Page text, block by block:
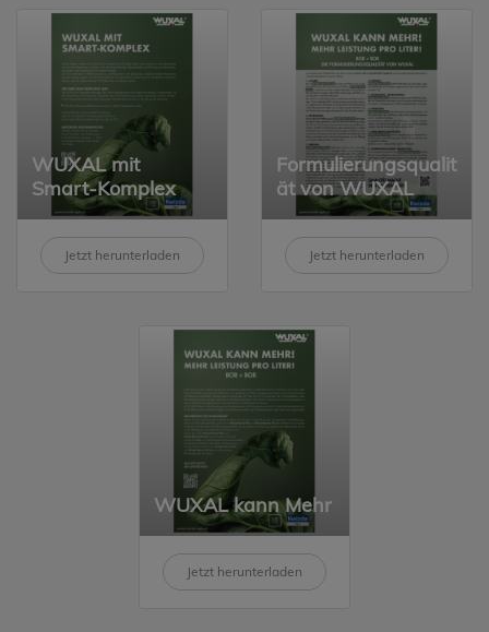
WUXAL mit
Smart‑Komplex
Jetzt herunterladen
Formulierungsqualit
ät von WUXAL
Jetzt herunterladen
WUXAL kann Mehr
Jetzt herunterladen